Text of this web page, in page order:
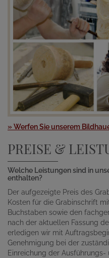
» Werfen Sie unserem
PREISE &
Welche Leistungen sind in
enthalten?
Der aufgezeigte Preis des
Kosten für die Grabinschrift
Buchstaben sowie den
nach der aktuellen Fassung
erledigen wir mit
Genehmigung bei der
Einreichung der